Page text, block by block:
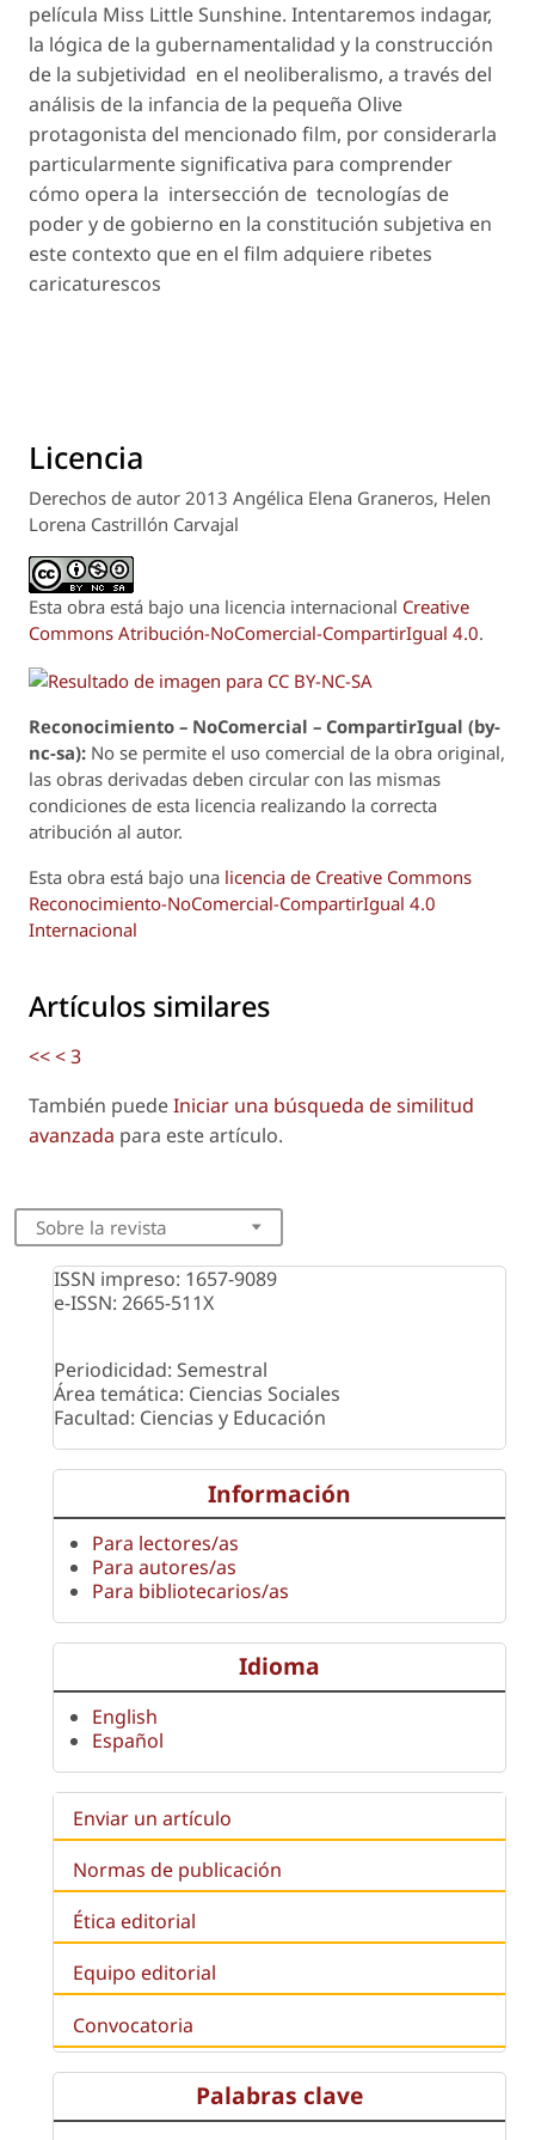
película Miss Little Sunshine. Intentaremos indagar,
la lógica de la gubernamentalidad y la construcción
de la subjetividad en el neoliberalismo, a través del
análisis de la infancia de la pequeña Olive
protagonista del mencionado film, por considerarla
particularmente significativa para comprender
cómo opera la intersección de tecnologías de
poder y de gobierno en la constitución subjetiva en
este contexto que en el film adquiere ribetes
caricaturescos
Licencia
Derechos de autor 2013 Angélica Elena Graneros, Helen
Lorena Castrillón Carvajal
Esta obra está bajo una licencia internacional Creative
Commons Atribución-NoComercial-CompartirIgual 4.0.
Reconocimiento – NoComercial – CompartirIgual (by-
nc-sa): No se permite el uso comercial de la obra original,
las obras derivadas deben circular con las mismas
condiciones de esta licencia realizando la correcta
atribución al autor.
Esta obra está bajo una licencia de Creative Commons
Reconocimiento-NoComercial-CompartirIgual 4.0
Internacional
Artículos similares
<<<3
También puedeIniciar una búsqueda de similitud
avanzada para este artículo.
Sobre la revista
ISSN impreso: 1657-9089
e-ISSN: 2665-511X
Periodicidad: Semestral
Área temática: Ciencias Sociales
Facultad: Ciencias y Educación
Información
Para lectores/as
Para autores/as
Para bibliotecarios/as
Idioma
English
Español
Enviar un artículo
Normas de publicación
Ética editorial
Equipo editorial
Convocatoria
Palabras clave